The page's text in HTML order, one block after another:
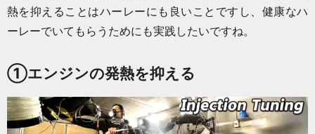
熱を抑えることはハーレーにも良いことですし、健康なハ
ーレーでいてもらうためにも実践したいですね。
①エンジンの発熱を抑える